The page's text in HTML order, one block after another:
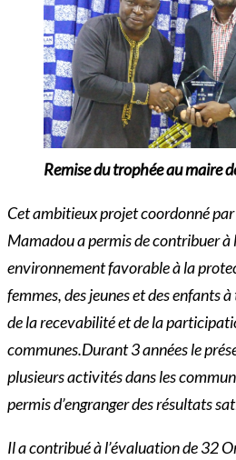
Remise du trophée au maire
Cet ambitieux projet coordonné
Mamadou a permis de contribuer à
environnement favorable à la
femmes, des jeunes et des enfants
de la recevabilité et de la
communes.Durant 3 années le
plusieurs activités dans les
permis d’engranger des résultats
Il a contribué à l’évaluation de 32